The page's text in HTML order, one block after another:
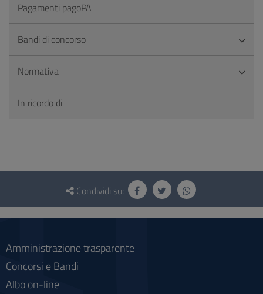
Pagamenti pagoPA
Bandi di concorso
Normativa
In ricordo di
Questionario
social
Condividi su:
Amministrazione trasparente
Concorsi e Bandi
Albo on-line